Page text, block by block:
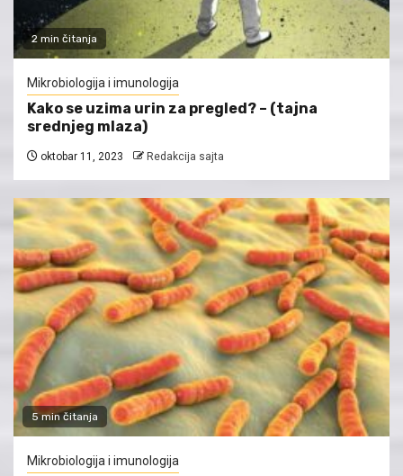
2 min čitanja
Mikrobiologija i imunologija
Kako se uzima urin za pregled? – (tajna
srednjeg mlaza)
oktobar 11, 2023 Redakcija sajta
5 min čitanja
Mikrobiologija i imunologija